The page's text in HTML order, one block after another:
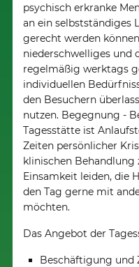
psychisch erkranke
an ein selbstständiges
gerecht werden
niederschwelliges und
regelmäßig werktags
individuellen
den Besuchern
nutzen. Begegnung -
Tagesstätte ist
Zeiten persönlicher
klinischen Behandlung
Einsamkeit leiden, die
den Tag gerne mit
möchten.
Das Angebot der
Beschäftigung und